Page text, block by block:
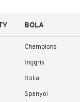
BOLA
Champions
Inggris
Italia
Spanyol